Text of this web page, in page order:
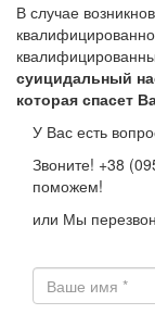
В случае
суицидальный
которая спасет
У Вас есть
Звоните! +38
поможем!
или Мы